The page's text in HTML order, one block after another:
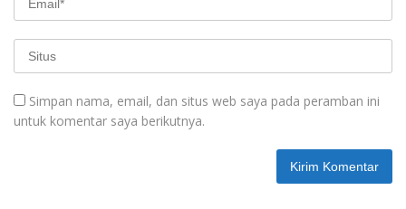
Simpan nama, email, dan situs web saya pada peramban ini
untuk komentar saya berikutnya.